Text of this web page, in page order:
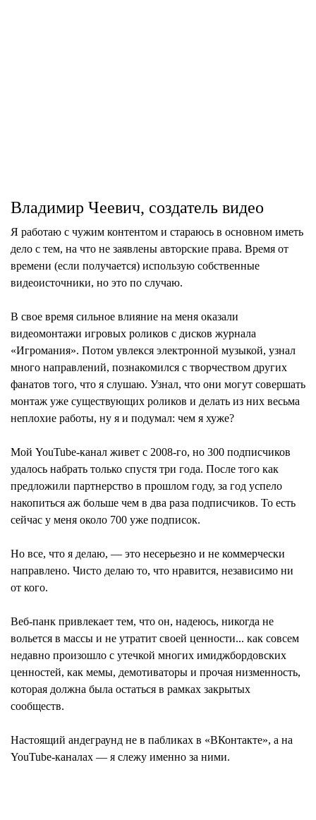
Владимир Чеевич, создатель видео
Я работаю с чужим контентом и стараюсь в основном иметь
дело с тем, на что не заявлены авторские права. Время от
времени (если получается) использую собственные
видеоисточники, но это по случаю.
В свое время сильное влияние на меня оказали
видеомонтажи игровых роликов с дисков журнала
«Игромания». Потом увлекся электронной музыкой, узнал
много направлений, познакомился с творчеством других
фанатов того, что я слушаю. Узнал, что они могут совершать
монтаж уже существующих роликов и делать из них весьма
неплохие работы, ну я и подумал: чем я хуже?
Мой YouTube-канал живет с 2008-го, но 300 подписчиков
удалось набрать только спустя три года. После того как
предложили партнерство в прошлом году, за год успело
накопиться аж больше чем в два раза подписчиков. То есть
сейчас у меня около 700 уже подписок.
Но все, что я делаю, — это несерьезно и не коммерчески
направлено. Чисто делаю то, что нравится, независимо ни
от кого.
Веб-панк привлекает тем, что он, надеюсь, никогда не
вольется в массы и не утратит своей ценности... как совсем
недавно произошло с утечкой многих имиджбордовских
ценностей, как мемы, демотиваторы и прочая низменность,
которая должна была остаться в рамках закрытых
сообществ.
Настоящий андеграунд не в пабликах в «ВКонтакте», а на
YouTube-каналах — я слежу именно за ними.